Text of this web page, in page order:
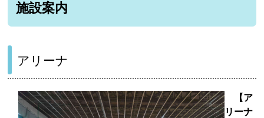
施設案内
アリーナ
【ア
リーナ